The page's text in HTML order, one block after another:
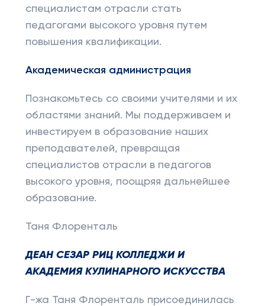
специалистам отрасли стать
педагогами высокого уровня путем
повышения квалификации.
Академическая администрация
Познакомьтесь со своими учителями и их
областями знаний. Мы поддерживаем и
инвестируем в образование наших
преподавателей, превращая
специалистов отрасли в педагогов
высокого уровня, поощряя дальнейшее
образование.
Таня Флоренталь
ДЕАН СЕЗАР РИЦ КОЛЛЕДЖИ И
АКАДЕМИЯ КУЛИНАРНОГО ИСКУССТВА
Г-жа Таня Флоренталь присоединилась